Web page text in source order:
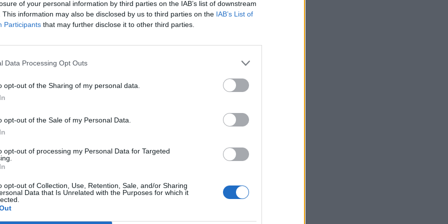
of your personal information by third parties on the IAB’s list of downstream
This information may also be disclosed by us to third parties on the IAB’s List of
Participants that may further disclose it to other third parties.
Data Processing Opt Outs
opt-out of the Sharing of my personal data.
opt-out of the Sale of my Personal Data.
opt-out of processing my Personal Data for Targeted
opt-out of Collection, Use, Retention, Sale, and/or Sharing
Data that Is Unrelated with the Purposes for which it
komolyabban csökkentek, a visszaesés üteme azonban kisebb volt, mint az előző
a céltartalék előtt javult, ha a bankadót nem vesszük figyelembe...
portfolio.hu hírarchívumához tartozik, melynek olvasása előfizetéses
cikkarchívum
elmúlt 2 év napon belüli
Előfizetés